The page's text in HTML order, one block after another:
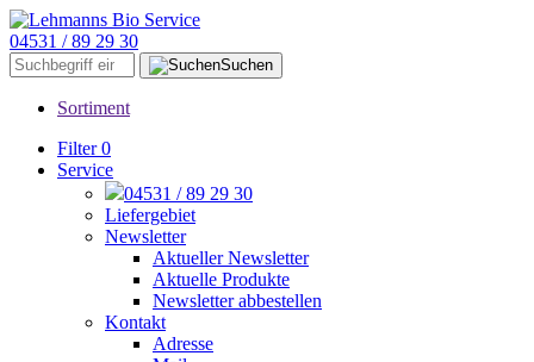
04531 / 89 29 30
Suchen
Sortiment
Filter 0
Service
04531 / 89 29 30
Liefergebiet
Newsletter
Aktueller Newsletter
Aktuelle Produkte
Newsletter abbestellen
Kontakt
Adresse